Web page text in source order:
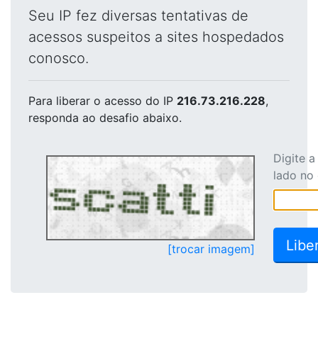
Seu IP fez diversas tentativas de
acessos suspeitos a sites hospedados
conosco.
Para liberar o acesso do IP 216.73.216.228,
responda ao desafio abaixo.
[trocar imagem]
Digite
lado no